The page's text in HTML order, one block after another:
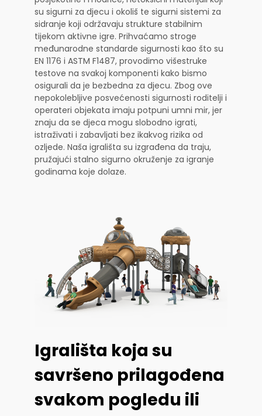
su sigurni za djecu i okoliš te sigurni sistemi za
sidranje koji održavaju strukture stabilnim
tijekom aktivne igre. Prihvaćamo stroge
međunarodne standarde sigurnosti kao što su
EN 1176 i ASTM F1487, provodimo višestruke
testove na svakoj komponenti kako bismo
osigurali da je bezbedna za djecu. Zbog ove
nepokolebljive posvećenosti sigurnosti roditelji i
operateri objekata imaju potpuni umni mir, jer
znaju da se djeca mogu slobodno igrati,
istraživati i zabavljati bez ikakvog rizika od
ozljede. Naša igrališta su izgrađena da traju,
pružajući stalno sigurno okruženje za igranje
godinama koje dolaze.
Igrališta koja su
savršeno prilagođena
svakom pogledu ili